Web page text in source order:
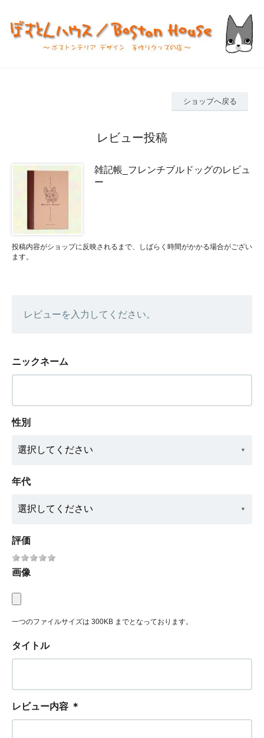
ショップへ戻る
レビュー投稿
雑記帳_フレンチブルドッグのレビュ
ー
投稿内容がショップに反映されるまで、しばらく時間がかかる場合がござい
ます。
レビューを入力してください。
ニックネーム
性別
年代
評価
画像
一つのファイルサイズは 300KB までとなっております。
タイトル
レビュー内容 ＊